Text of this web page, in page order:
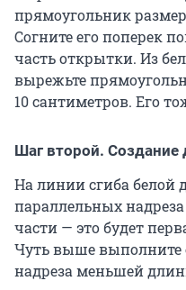
прямоугольник
Согните его поперек
часть открытки. Из
вырежьте
10 сантиметров. Его
Шаг второй. Создание
На линии сгиба белой
параллельных
части — это будет
Чуть выше выполните
надреза меньшей